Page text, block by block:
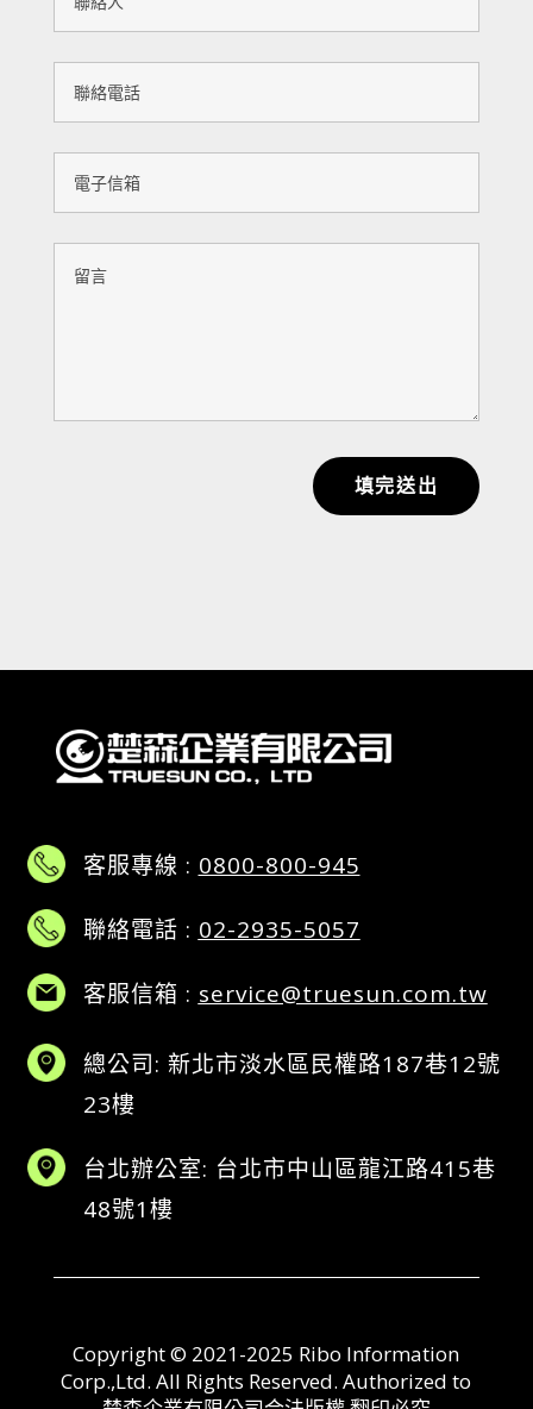
填完送出
客服專線 : 0800-800-945
聯絡電話 : 02-2935-5057
客服信箱 : service@truesun.com.tw
總公司: 新北市淡水區民權路187巷12號
23樓
台北辦公室: 台北市中山區龍江路415巷
48號1樓
Copyright © 2021-2025 Ribo Information
Corp.,Ltd. All Rights Reserved. Authorized to